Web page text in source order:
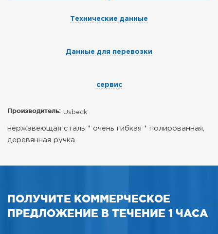
Технические данные
Данные для перевозки
сервис
Производитель: Usbeck
нержавеющая сталь * очень гибкая * полированная,
деревянная ручка
ПОЛУЧИТЕ КОММЕРЧЕСКОЕ
ПРЕДЛОЖЕНИЕ В ТЕЧЕНИЕ 1 ЧАСА